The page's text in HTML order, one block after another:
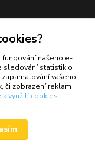
našeho e-
sledování statistik o
vašeho
či zobrazení reklam
k využití cookies